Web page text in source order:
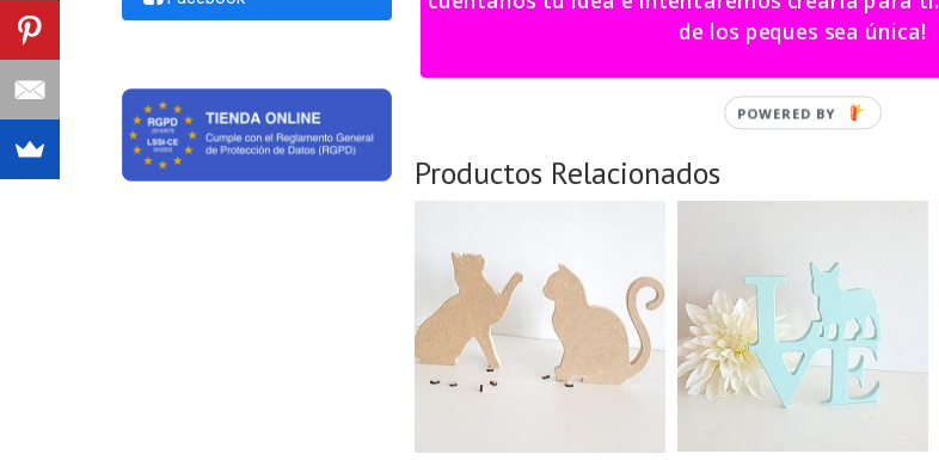
Plazo fabricación: 20 días aprox.
Productos Relacionados
de los peques sea única!